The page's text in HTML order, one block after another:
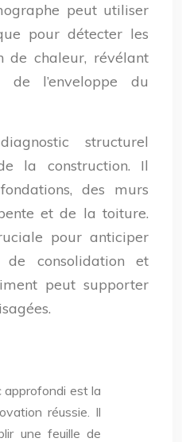
peut utiliser
pour détecter les
de chaleur, révélant
de l’enveloppe du
structurel
la construction. Il
des murs
et de la toiture.
pour anticiper
de consolidation et
peut supporter
approfondi est la
réussie. Il
une feuille de